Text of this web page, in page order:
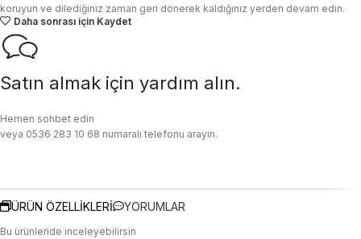
koruyun ve dilediğiniz zaman geri dönerek kaldığınız yerden devam edin.
Daha sonrası için Kaydet
Satın almak için yardım alın.
Hemen sohbet edin
veya 0536 283 10 68 numaralı telefonu arayın.
ÜRÜN ÖZELLIKLERI YORUMLAR
Bu ürünleride inceleyebilirsin